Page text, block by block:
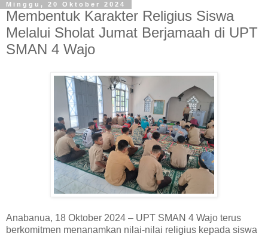
Minggu, 20 Oktober 2024
Membentuk Karakter Religius Siswa
Melalui Sholat Jumat Berjamaah di UPT
SMAN 4 Wajo
Anabanua, 18 Oktober 2024 – UPT SMAN 4 Wajo terus
berkomitmen menanamkan nilai-nilai religius kepada siswa